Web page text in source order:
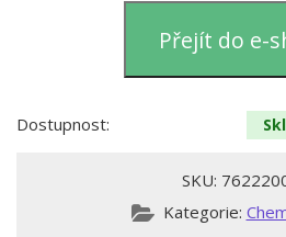
Přejít do e-
Dostupnost:
SKU:
Kategorie: